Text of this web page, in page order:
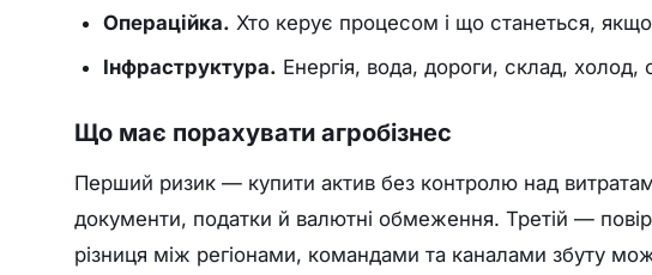
Операційка. Хто керує процесом і що станеться,
Інфраструктура. Енергія, вода, дороги, склад, холод,
Що має порахувати агробізнес
Перший ризик — купити актив без контролю над
документи, податки й валютні обмеження. Третій —
різниця між регіонами, командами та каналами збуту